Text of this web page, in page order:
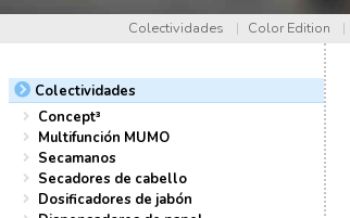
Colectividades | Color Edition |
Colectividades
Concept³
Multifunción MUMO
Secamanos
Secadores de cabello
Dosificadores de jabón